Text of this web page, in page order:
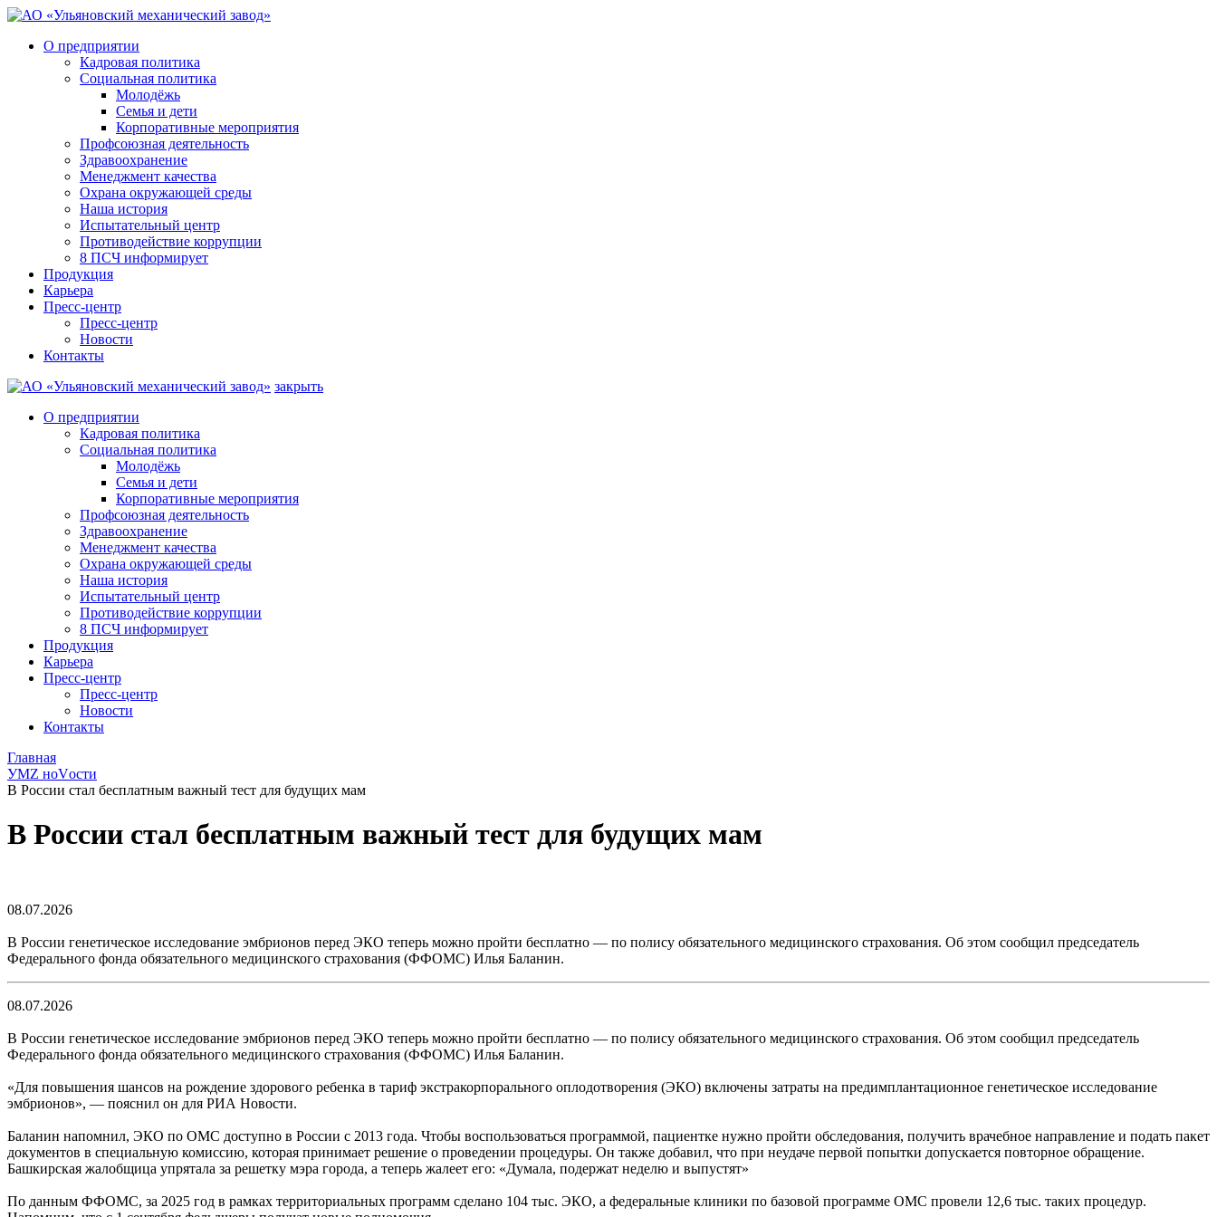
О предприятии
Кадровая политика
Социальная политика
Молодёжь
Семья и дети
Корпоративные мероприятия
Профсоюзная деятельность
Здравоохранение
Менеджмент качества
Охрана окружающей среды
Наша история
Испытательный центр
Противодействие коррупции
8 ПСЧ информирует
Продукция
Карьера
Пресс-центр
Пресс-центр
Новости
Контакты
закрыть
О предприятии
Кадровая политика
Социальная политика
Молодёжь
Семья и дети
Корпоративные мероприятия
Профсоюзная деятельность
Здравоохранение
Менеджмент качества
Охрана окружающей среды
Наша история
Испытательный центр
Противодействие коррупции
8 ПСЧ информирует
Продукция
Карьера
Пресс-центр
Пресс-центр
Новости
Контакты
Главная
УМZ ноVости
В России стал бесплатным важный тест для будущих мам
В России стал бесплатным важный тест для будущих мам
08.07.2026
В России генетическое исследование эмбрионов перед ЭКО теперь можно пройти бесплатно — по полису обязательного медицинского страхования. Об этом сообщил председатель
Федерального фонда обязательного медицинского страхования (ФФОМС) Илья Баланин.
08.07.2026
В России генетическое исследование эмбрионов перед ЭКО теперь можно пройти бесплатно — по полису обязательного медицинского страхования. Об этом сообщил председатель
Федерального фонда обязательного медицинского страхования (ФФОМС) Илья Баланин.
«Для повышения шансов на рождение здорового ребенка в тариф экстракорпорального оплодотворения (ЭКО) включены затраты на предимплантационное генетическое исследование
эмбрионов», — пояснил он для РИА Новости.
Баланин напомнил, ЭКО по ОМС доступно в России с 2013 года. Чтобы воспользоваться программой, пациентке нужно пройти обследования, получить врачебное направление и подать пакет
документов в специальную комиссию, которая принимает решение о проведении процедуры. Он также добавил, что при неудаче первой попытки допускается повторное обращение.
Башкирская жалобщица упрятала за решетку мэра города, а теперь жалеет его: «Думала, подержат неделю и выпустят»
По данным ФФОМС, за 2025 год в рамках территориальных программ сделано 104 тыс. ЭКО, а федеральные клиники по базовой программе ОМС провели 12,6 тыс. таких процедур.